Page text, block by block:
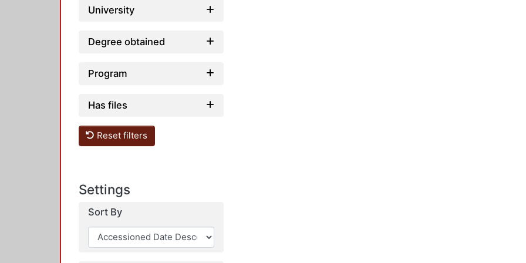
University
Degree obtained
Program
Has files
Reset filters
Settings
Sort By